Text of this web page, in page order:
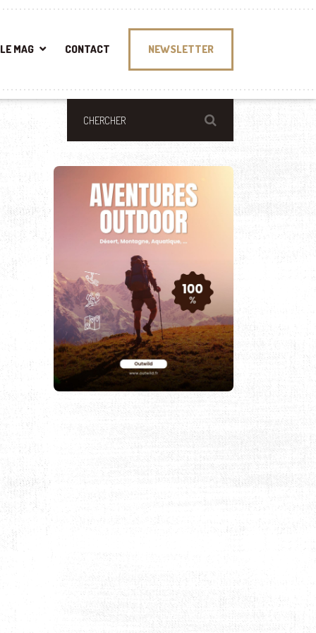
LE MAG CONTACT NEWSLETTER